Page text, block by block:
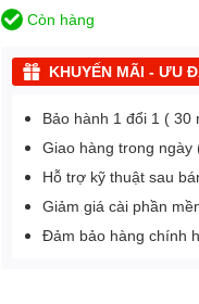
Còn hàng
KHUYẾN MÃI - ƯU
Bảo hành 1 đổi 1 ( 30
Giao hàng trong ngày
Hỗ trợ kỹ thuật sau
Giảm giá cài phần
Đảm bảo hàng chính